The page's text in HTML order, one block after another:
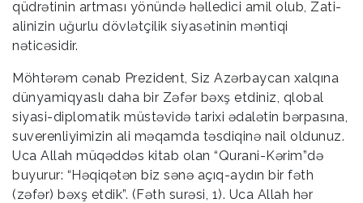
qüdrətinin artması yönündə həlledici amil olub, Zati-
alinizin uğurlu dövlətçilik siyasətinin məntiqi
nəticəsidir.
Möhtərəm cənab Prezident, Siz Azərbaycan xalqına
dünyamiqyaslı daha bir Zəfər bəxş etdiniz, qlobal
siyasi-diplomatik müstəvidə tarixi ədalətin bərpasına,
suverenliyimizin ali məqamda təsdiqinə nail oldunuz.
Uca Allah müqəddəs kitab olan “Qurani-Kərim”də
buyurur: “Həqiqətən biz sənə açıq-aydın bir fəth
(zəfər) bəxş etdik”. (Fəth surəsi, 1). Uca Allah hər